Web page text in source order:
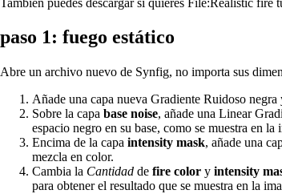
También puedes descargar si quieres File:Realistic fire
paso 1: fuego estático
Abre un archivo nuevo de Synfig, no importa sus
Añade una capa nueva Gradiente Ruidoso negra
Sobre la capa base noise, añade una Linear
espacio negro en su base, como se muestra en
Encima de la capa intensity mask, añade una
mezcla en color.
Cambia la Cantidad de fire color y intensity
para obtener el resultado que se muestra en la